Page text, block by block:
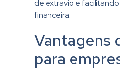
de extravio e
financeira.
Vantagens
para